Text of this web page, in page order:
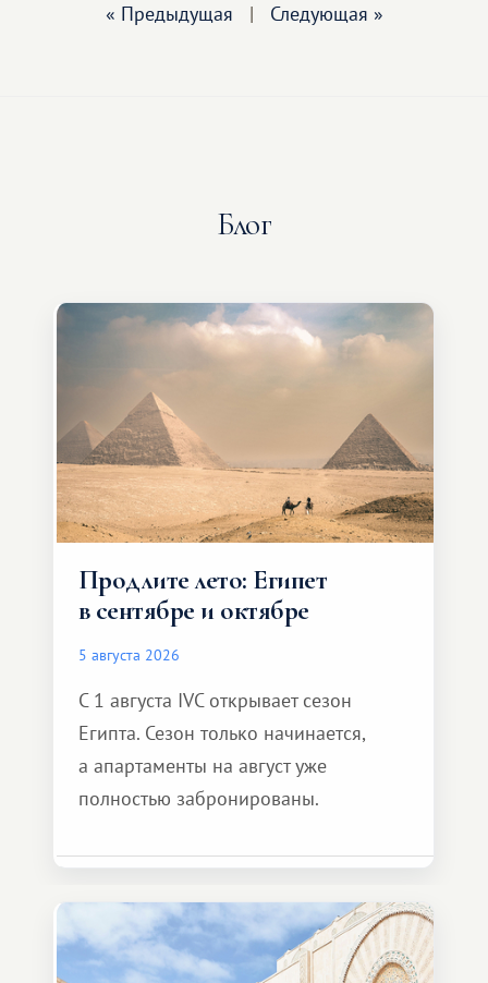
« Предыдущая | Следующая »
Блог
Продлите лето: Египет
в сентябре и октябре
5 августа 2026
С 1 августа IVC открывает сезон
Египта. Сезон только начинается,
а апартаменты на август уже
полностью забронированы.